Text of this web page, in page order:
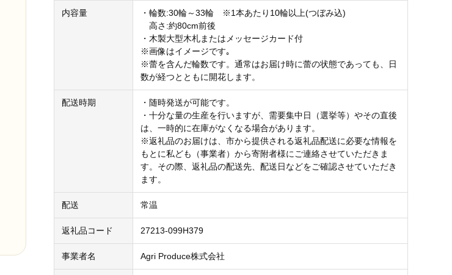
内容量
・輪数:30輪～33輪 ※1本あたり10輪以上(つぼみ込)
高さ:約80cm前後
・木製大型木札またはメッセージカード付
※画像はイメージです｡
※蕾を含んだ輪数です。通常はお届け時に蕾の状態であっても、日
数が経つとともに開花します。
配送時期
・随時発送が可能です。
・十分な量の生産を行いますが、需要集中日（選挙等）やその直後
は、一時的に在庫がなくなる場合があります。
※返礼品のお届けは、市から提供される返礼品配送に必要な情報を
もとに私ども（事業者）から寄附者様にご連絡させていただきま
す。その際、返礼品の配送先、配送日などをご確認させていただき
ます。
配送 常温
返礼品コード 27213-099H379
事業者名 Agri Produce株式会社